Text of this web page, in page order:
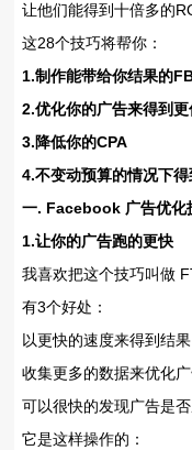
让他们能得到十倍多的
这28个技巧将帮你：
1.制作能带给你结果的
2.优化你的广告来得到
3.降低你的CPA
4.不变动预算的情况下
一. Facebook 广告优化
1.让你的广告跑的更快
我喜欢把这个技巧叫做
有3个好处：
以更快的速度来得到结果
收集更多的数据来优化
可以很快的发现广告是
它是这样操作的：